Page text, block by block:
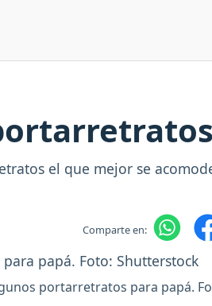
el que mejor se
Comparte en:
portarretratos para papá.